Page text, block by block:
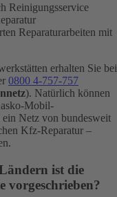
Reinigungsservice
Reparaturarbeiten mit
erhalten Sie bei
0800 4-757-757
). Natürlich können
Mobil-
Netz von bundesweit
Kfz-Reparatur –
ist die
vorgeschrieben?